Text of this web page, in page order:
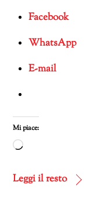
Facebook
WhatsApp
E-mail
Mi piace:
Caricamento
corso…
Leggi il resto